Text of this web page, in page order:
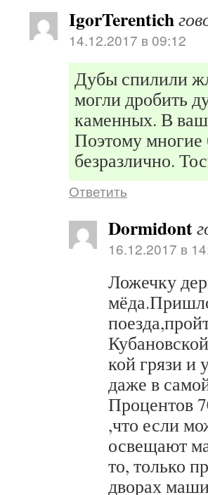
IgorTerentich
14.12.2017 в 09:12
Дубы спилили
могли дробить
каменных. В
Поэтому
безразлично.
Ответить
Dormidont
16.12.2017 в
Ложечку
кой грязи и
даже в
Процентов
,что если
освещают
то, только
дворах